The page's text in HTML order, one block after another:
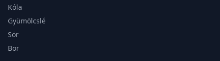
Kóla
Gyümölcslé
Sör
Bor